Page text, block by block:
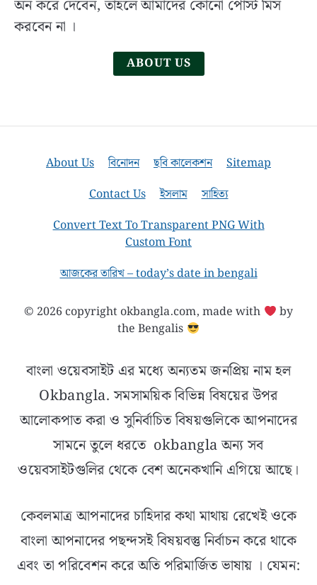
Role
and
অন করে দেবেন, তাহলে আমাদের কোনো পোস্ট মিস
করবেন না ।
ABOUT US
About Us বিনোদন ছবি কালেকশন
Sitemap
Contact Us
ইসলাম
সাহিত্য
Convert Text To Transparent PNG With
Custom Font
আজকের তারিখ – today’s date in bengali
© 2026 copyright okbangla.com, made with
by
the Bengalis
বাংলা ওয়েবসাইট এর মধ্যে অন্যতম জনপ্রিয় নাম হল
Okbangla. সমসাময়িক বিভিন্ন বিষয়ের উপর
আলোকপাত করা ও সুনির্বাচিত বিষয়গুলিকে আপনাদের
সামনে তুলে ধরতে okbangla অন্য সব
ওয়েবসাইটগুলির থেকে বেশ অনেকখানি এগিয়ে আছে।
কেবলমাত্র আপনাদের চাহিদার কথা মাথায় রেখেই ওকে
বাংলা আপনাদের পছন্দসই বিষয়বস্তু নির্বাচন করে থাকে
এবং তা পরিবেশন করে অতি পরিমার্জিত ভাষায় । যেমন: